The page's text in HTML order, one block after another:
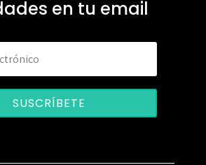
en tu email
SUSCRÍBETE